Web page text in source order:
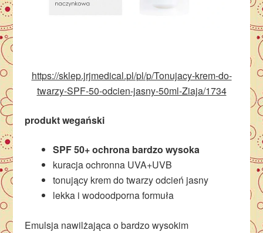
https://sklep.jrjmedical.pl/pl/p/Tonujacy-krem-do-
twarzy-SPF-50-odcien-jasny-50ml-Ziaja/1734
produkt wegański
SPF 50+ ochrona bardzo wysoka
kuracja ochronna UVA+UVB
tonujący krem do twarzy odcień jasny
lekka i wodoodporna formuła
Emulsja nawilżająca o bardzo wysokim